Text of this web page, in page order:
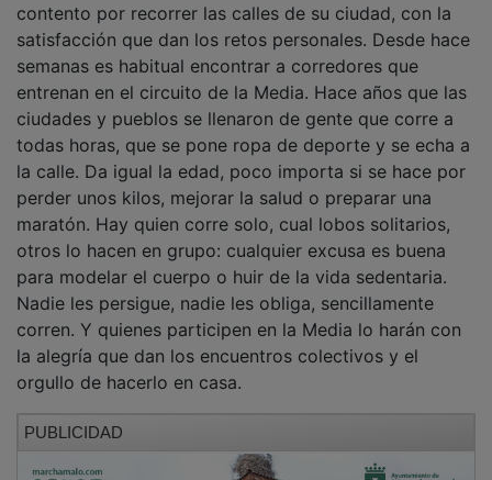
contento por recorrer las calles de su ciudad, con la
satisfacción que dan los retos personales. Desde hace
semanas es habitual encontrar a corredores que
entrenan en el circuito de la Media. Hace años que las
ciudades y pueblos se llenaron de gente que corre a
todas horas, que se pone ropa de deporte y se echa a
la calle. Da igual la edad, poco importa si se hace por
perder unos kilos, mejorar la salud o preparar una
maratón. Hay quien corre solo, cual lobos solitarios,
otros lo hacen en grupo: cualquier excusa es buena
para modelar el cuerpo o huir de la vida sedentaria.
Nadie les persigue, nadie les obliga, sencillamente
corren. Y quienes participen en la Media lo harán con
la alegría que dan los encuentros colectivos y el
orgullo de hacerlo en casa.
PUBLICIDAD